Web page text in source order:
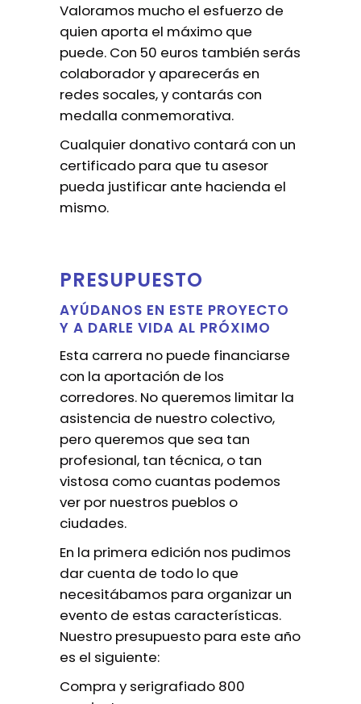
Valoramos mucho el esfuerzo de
quien aporta el máximo que
puede. Con 50 euros también serás
colaborador y aparecerás en
redes socales, y contarás con
medalla conmemorativa.
Cualquier donativo contará con un
certificado para que tu asesor
pueda justificar ante hacienda el
mismo.
PRESUPUESTO
AYÚDANOS EN ESTE PROYECTO
Y A DARLE VIDA AL PRÓXIMO
Esta carrera no puede financiarse
con la aportación de los
corredores. No queremos limitar la
asistencia de nuestro colectivo,
pero queremos que sea tan
profesional, tan técnica, o tan
vistosa como cuantas podemos
ver por nuestros pueblos o
ciudades.
En la primera edición nos pudimos
dar cuenta de todo lo que
necesitábamos para organizar un
evento de estas características.
Nuestro presupuesto para este año
es el siguiente:
Compra y serigrafiado 800